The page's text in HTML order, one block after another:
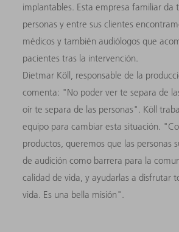
implantables. Esta empresa familiar da
personas y entre sus clientes
médicos y también audiólogos que
pacientes tras la intervención.
Dietmar Köll, responsable de la
comenta: "No poder ver te separa de
oír te separa de las personas". Köll
equipo para cambiar esta situación.
productos, queremos que las personas
de audición como barrera para la
calidad de vida, y ayudarlas a disfrutar
vida. Es una bella misión".